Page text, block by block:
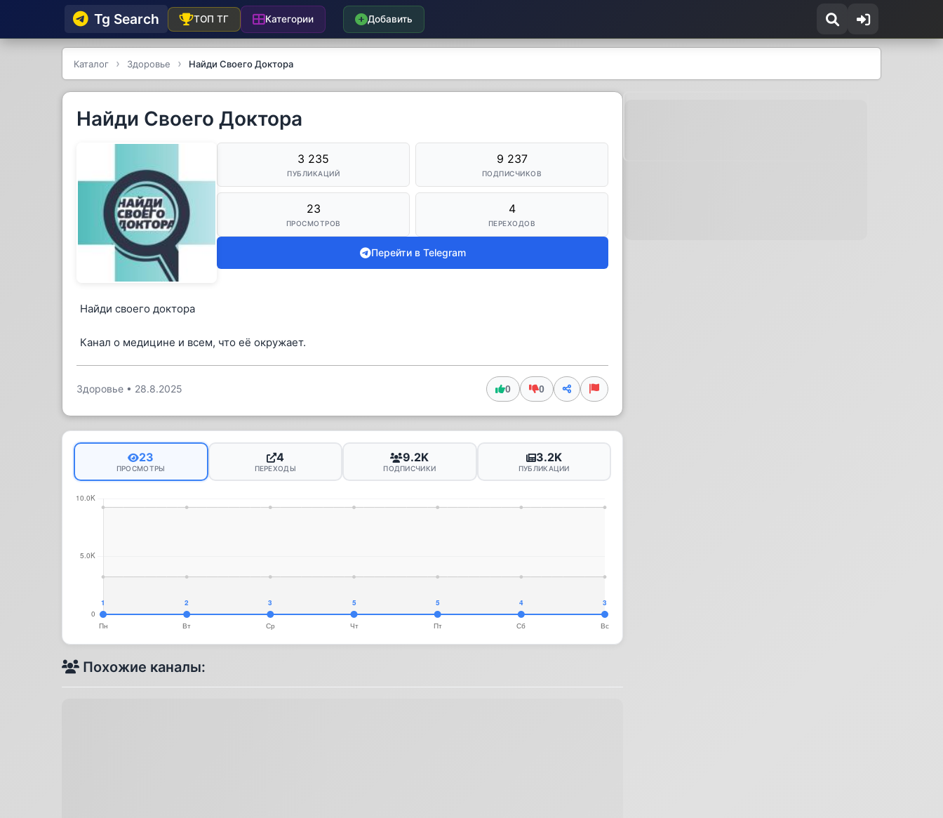
Tg Searсh ТОП ТГ Категории Добавить
Каталог Здоровье Найди Своего Доктора
Найди Своего Доктора
3 235
ПУБЛИКАЦИЙ
9 237
ПОДПИСЧИКОВ
23
ПРОСМОТРОВ
4
ПЕРЕХОДОВ
Перейти в Telegram
Найди своего доктора
Канал о медицине и всем, что её окружает.
Здоровье • 28.8.2025 0 0
23
ПРОСМОТРЫ
4
ПЕРЕХОДЫ
9.2K
ПОДПИСЧИКИ
3.2K
ПУБЛИКАЦИИ
Похожие каналы: